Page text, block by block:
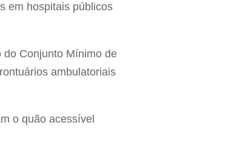
em hospitais públicos
do Conjunto Mínimo de
ambulatoriais
o quão acessível